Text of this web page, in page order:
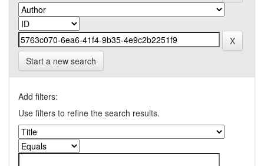
Start a new search
Add filters:
Use filters to refine the search results.